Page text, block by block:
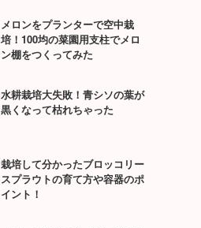
メロンをプランターで空中栽
培！100均の菜園用支柱でメロ
ン棚をつくってみた
水耕栽培大失敗！青シソの葉が
黒くなって枯れちゃった
栽培して分かったブロッコリー
スプラウトの育て方や容器のポ
イント！